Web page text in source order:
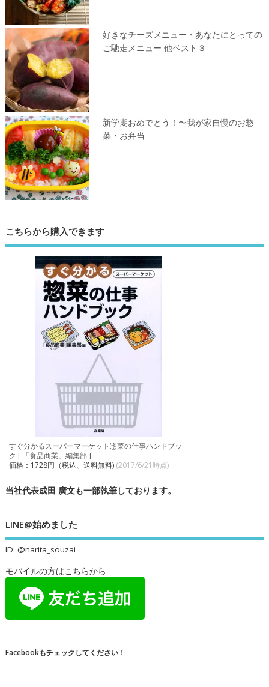
好きなチーズメニュー・あなたにとっての
ご馳走メニュー 他ベスト３
新学期おめでとう！〜我が家自慢のお惣
菜・お弁当
こちらから購入できます
すぐ分かるスーパーマーケット惣菜の仕事ハンドブッ
ク [ 「食品商業」編集部 ]
価格：1728円（税込、送料無料) (2017/6/21時点)
当社代表成田 廣文も一部執筆しております。
LINE@始めました
ID: @narita_souzai
モバイルの方はこちらから
Facebookもチェックしてください！